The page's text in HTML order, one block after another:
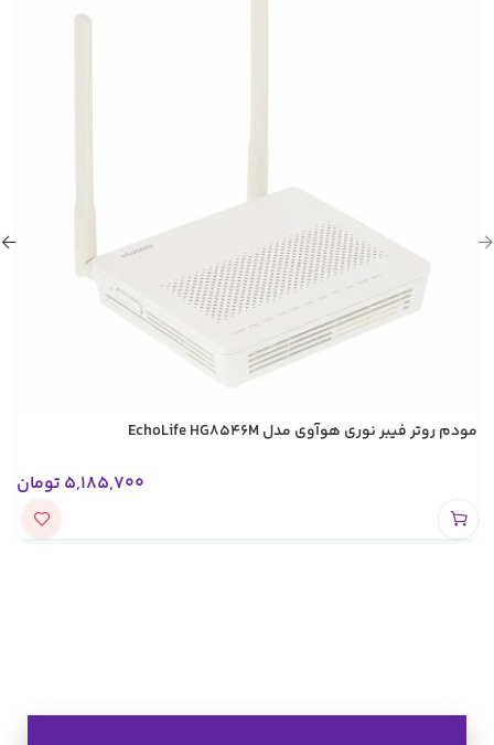
مودم روتر فیبر نوری هوآوی مدل EchoLife HG8546M
5,185,700 تومان